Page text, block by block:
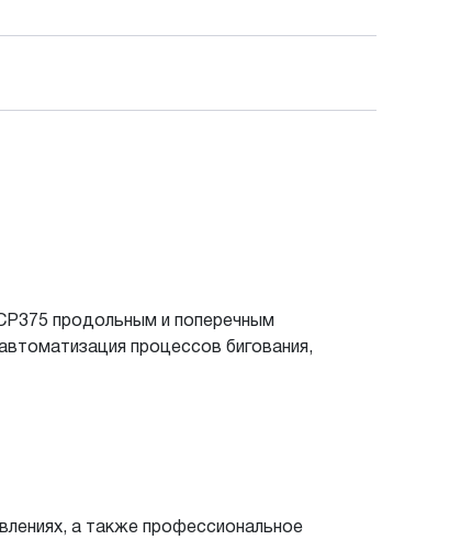
продольным и поперечным
процессов бигования,
а также профессиональное